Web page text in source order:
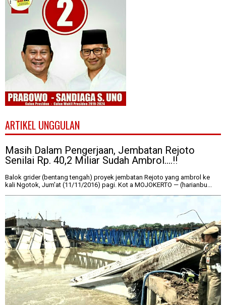
ARTIKEL UNGGULAN
Masih Dalam Pengerjaan, Jembatan Rejoto
Senilai Rp. 40,2 Miliar Sudah Ambrol....!!
Balok grider (bentang tengah) proyek jembatan Rejoto yang ambrol ke
kali Ngotok, Jum'at (11/11/2016) pagi. Kot a MOJOKERTO — (harianbu...